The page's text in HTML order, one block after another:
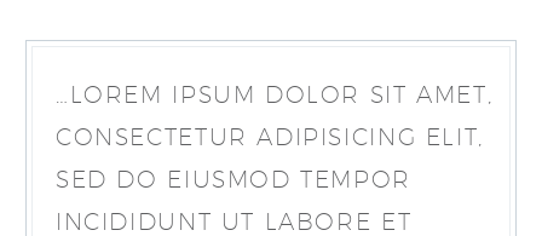
…LOREM IPSUM DOLOR SIT AMET,
CONSECTETUR ADIPISICING ELIT,
SED DO EIUSMOD TEMPOR
INCIDIDUNT UT LABORE ET